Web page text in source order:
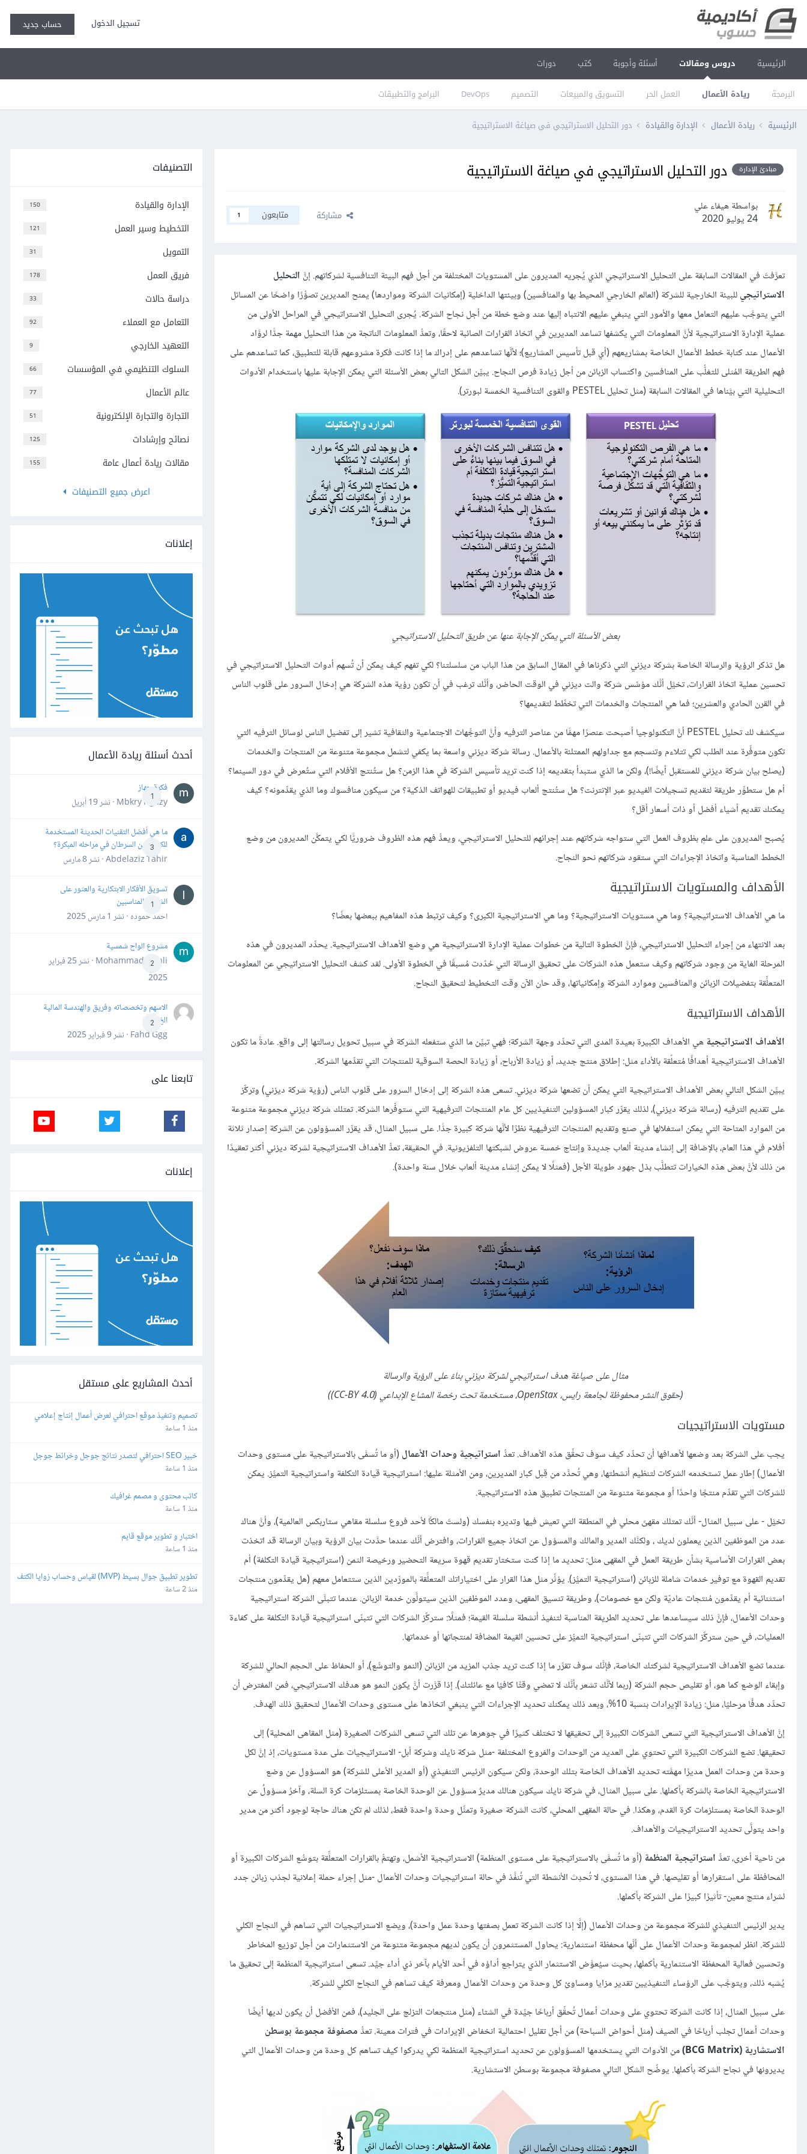
تسجيل الدخول حساب جديد
الرئيسية دروس ومقالات
البرمجة ريادة الأعمال العمل الحر التسويق والمبيعات التصميم DevOps البرامج والتطبيقات
أسئلة وأجوبة كتب دورات
الرئيسية ريادة الأعمال الإدارة والقيادة دور التحليل الاستراتيجي في صياغة الاستراتيجية
مبادئ الإدارة دور التحليل الاستراتيجي في صياغة الاستراتيجية
بواسطة هيفاء علي
24 يوليو 2020
مشاركة متابعون 1
تعرَّفتَ في المقالات السابقة على التحليل الاستراتيجي الذي يُجريه المديرون على المستويات المختلفة من أجل فهم البيئة التنافسية لشركاتهم. إنَّ التحليل
الاستراتيجيللبيئة الخارجية للشركة (العالم الخارجي المحيط بها والمنافسين) وبيئتها الداخلية (إمكانيات الشركة ومواردها) يمنح المديرين تصوُّرًا واضحًا عن المسائل
التي يتوجَّب عليهم التعامل معها والأمور التي ينبغي عليهم الانتباه إليها عند وضع خطة من أجل نجاح الشركة. يُجرى التحليل الاستراتيجي في المراحل الأولى من
عملية الإدارة الاستراتيجية لأنَّ المعلومات التي يكشفها تساعد المديرين في اتخاذ القرارات الصائبة لاحقًا، وتعدُّ المعلومات الناتجة من هذا التحليل مهمة جدًّا لروَّاد
الأعمال عند كتابة خطط الأعمال الخاصة بمشاريعهم (أي قبل تأسيس المشاريع)؛ لأنَّها تساعدهم على إدراك ما إذا كانت فكرة مشروعهم قابلة للتطبيق، كما تساعدهم على
فهم الطريقة المُثلى للتغلُّب على المنافسين واكتساب الزبائن من أجل زيادة فرص النجاح. يبيِّن الشكل التالي بعض الأسئلة التي يمكن الإجابة عليها باستخدام الأدوات
التحليلية التي بيَّناها في المقالات السابقة (مثل تحليل PESTEL والقوى التنافسية الخمسة لبورتر).
بعض الأسئلة التي يمكن الإجابة عنها عن طريق التحليل الاستراتيجي
هل تذكر الرؤية والرسالة الخاصة بشركة ديزني التي ذكرناها في المقال السابق من هذا الباب من سلسلتنا؟ لكي تفهم كيف يمكن أن تُسهم أدوات التحليل الاستراتيجي في
تحسين عملية اتخاذ القرارات، تخيَّل أنَّك مؤسِّس شركة والت ديزني في الوقت الحاضر، وأنَّك ترغب في أن تكون رؤية هذه الشركة هي إدخال السرور على قلوب الناس
في القرن الحادي والعشرين؛ فما هي المنتجات والخدمات التي تخطِّط لتقديمها؟
سيكشف لك تحليل PESTEL أنَّ التكنولوجيا أصبحت عنصرًا مهمًّا من عناصر الترفيه وأنَّ التوجُّهات الاجتماعية والثقافية تشير إلى تفضيل الناس لوسائل الترفيه التي
تكون متوفِّرة عند الطلب لكي تتلاءم وتنسجم مع جداولهم الممتلئة بالأعمال. رسالة شركة ديزني واسعة بما يكفي لتشمل مجموعة متنوعة من المنتجات والخدمات
(يصلح بيان شركة ديزني للمستقبل أيضًا!)، ولكن ما الذي ستبدأ بتقديمه إذا كنت تريد تأسيس الشركة في هذا الزمن؟ هل ستُنتج الأفلام التي ستُعرض في دور السينما؟
أم هل ستطوِّر طريقة لتقديم تسجيلات الفيديو عبر الإنترنت؟ هل ستُنتج ألعاب فيديو أو تطبيقات للهواتف الذكية؟ من سيكون منافسوك وما الذي يقدِّمونه؟ كيف
يمكنك تقديم أشياء أفضل أو ذات أسعار أقل؟
يُصبح المديرون على علمٍ بظروف العمل التي ستواجه شركاتهم عند إجرائهم للتحليل الاستراتيجي، ويعدُّ فهم هذه الظروف ضروريًّا لكي يتمكَّن المديرون من وضع
الخطط المناسبة واتخاذ الإجراءات التي ستقود شركاتهم نحو النجاح.
الأهداف والمستويات الاستراتيجية
ما هي الأهداف الاستراتيجية؟ وما هي مستويات الاستراتيجية؟ وما هي الاستراتيجية الكبرى؟ وكيف ترتبط هذه المفاهيم ببعضها بعضًا؟
بعد الانتهاء من إجراء التحليل الاستراتيجي، فإنَّ الخطوة التالية من خطوات عملية الإدارة الاستراتيجية هي وضع الأهداف الاستراتيجية. يحدِّد المديرون في هذه
المرحلة الغاية من وجود شركاتهم وكيف ستعمل هذه الشركات على تحقيق الرسالة التي حُدّدت مُسبقًا في الخطوة الأولى. لقد كشف التحليل الاستراتيجي عن المعلومات
المتعلِّقة بتفضيلات الزبائن والمنافسين وموارد الشركة وإمكانياتها، وقد حان الآن وقت التخطيط لتحقيق النجاح.
الأهداف الاستراتيجية
الأهداف الاستراتيجية هي الأهداف الكبيرة بعيدة المدى التي تحدِّد وجهة الشركة؛ فهي تبيِّن ما الذي ستفعله الشركة في سبيل تحويل رسالتها إلى واقع. عادةً ما تكون
الأهداف الاستراتيجية أهدافًا مُتعلّقة بالأداء مثل: إطلاق منتج جديد، أو زيادة الأرباح، أو زيادة الحصة السوقية للمنتجات التي تقدِّمها الشركة.
يبيِّن الشكل التالي بعض الأهداف الاستراتيجية التي يمكن أن تضعها شركة ديزني. تسعى هذه الشركة إلى إدخال السرور على قلوب الناس (رؤية شركة ديزني) وتركِّز
على تقديم الترفيه (رسالة شركة ديزني)، لذلك يقرِّر كبار المسؤولين التنفيذيين كل عام المنتجات الترفيهية التي ستوفِّرها الشركة. تمتلك شركة ديزني مجموعة متنوعة
من الموارد المتاحة التي يمكن استغلالها في صنع وتقديم المنتجات الترفيهية نظرًا لأنَّها شركة كبيرة جدًّا. على سبيل المثال، قد يقرِّر المسؤولون عن الشركة إصدار ثلاثة
أفلام في هذا العام، بالإضافة إلى إنشاء مدينة ألعاب جديدة وإنتاج خمسة عروض لشبكتها التلفزيونية. في الحقيقة، تعدُّ الأهداف الاستراتيجية لشركة ديزني أكثر تعقيدًا
من ذلك لأنَّ بعض هذه الخيارات تتطلَّب بذل جهود طويلة الأجل (فمثلًا لا يمكن إنشاء مدينة ألعاب خلال سنة واحدة).
مثال على صياغة هدف استراتيجي لشركة ديزني بناءً على الرؤية والرسالة
(حقوق النشر محفوظة لجامعة رايس، OpenStax، مستخدمة تحت رخصة المشاع الإبداعي (CC-BY 4.0))
مستويات الاستراتيجيات
يجب على الشركة بعد وضعها لأهدافها أن تحدِّد كيف سوف تحقِّق هذه الأهداف. تعدُّاستراتيجية وحدات الأعمال (أو ما تُسمَّى بالاستراتيجية على مستوى وحدات
الأعمال) إطار عمل تستخدمه الشركات لتنظيم أنشطتها، وهي تُحدَّد من قِبل كبار المديرين، ومن الأمثلة عليها: استراتيجية قيادة التكلفة واستراتيجية التميُّز. يمكن
للشركات التي تقدِّم منتجًا واحدًا أو مجموعة متنوعة من المنتجات تطبيق هذه الاستراتيجية.
تخيَّل - على سبيل المثال- أنَّك تمتلك مقهىً محلي في المنطقة التي تعيش فيها وتديره بنفسك (ولستَ مالكًا لأحد فروع سلسلة مقاهي ستاربكس العالمية)، وأنَّ هناك
عدد من الموظفين الذين يعملون لديك ، ولكنَّك المدير والمالك والمسؤول عن اتخاذ جميع القرارات، وافترض أنَّك عندما حدَّدت بيان الرؤية وبيان الرسالة قد اتخذت
بعض القرارات الأساسية بشأن طريقة العمل في المقهى مثل: تحديد ما إذا كنت ستختار تقديم قهوة سريعة التحضير ورخيصة الثمن (استراتيجية قيادة التكلفة) أم
تقديم القهوة مع توفير خدمات شاملة للزبائن (استراتيجية التميُّز). يؤثِّر مثل هذا القرار على اختياراتك المتعلِّقة بالمورِّدين الذين ستتعامل معهم (هل يقدِّمون منتجات
استثنائية أم يقدِّمون مُنتجات عاديّة ولكن مع خصومات)، وطريقة تنسيق المقهى، وعدد الموظفين الذين سيتولَّون خدمة الزبائن. عندما تتبنَّى الشركة استراتيجية
وحدات الأعمال، فإنَّ ذلك سيساعدها على تحديد الطريقة المناسبة لتنفيذ أنشطة سلسلة القيمة؛ فمثلًا: ستركِّز الشركات التي تتبنّى استراتيجية قيادة التكلفة على كفاءة
العمليات، في حين ستركِّز الشركات التي تتبنّى استراتيجية التميُّز على تحسين القيمة المضافة لمنتجاتها أو خدماتها.
عندما تضع الأهداف الاستراتيجية لشركتك الخاصة، فإنَّك سوف تقرِّر ما إذا كنت تريد جذب المزيد من الزبائن (النمو والتوسُّع)، أو الحفاظ على الحجم الحالي للشركة
وإبقاء الوضع كما هو، أو تقليص حجم الشركة (ربما لأنَّك تشعر بأنَّك لا تمضي وقتًا كافيًا مع عائلتك). إذا قرَّرت أنَّ يكون النمو هو هدفك الاستراتيجي، فمن المفترض أن
تحدِّد هدفًا مرحليًا، مثل: زيادة الإيرادات بنسبة 10%، وبعد ذلك يمكنك تحديد الإجراءات التي ينبغي اتخاذها على مستوى وحدات الأعمال لتحقيق ذلك الهدف.
إنَّ الأهداف الاستراتيجية التي تسعى الشركات الكبيرة إلى تحقيقها لا تختلف كثيرًا في جوهرها عن تلك التي تسعى الشركات الصغيرة (مثل المقاهى المحلية) إلى
تحقيقها. تضع الشركات الكبيرة التي تحتوي على العديد من الوحدات والفروع المختلفة -مثل شركة نايك وشركة أبل- الاستراتيجيات على عدة مستويات، إذ إنَّ لكل
وحدة من وحدات العمل مديرًا مهمَّته تحديد الأهداف الخاصة بتلك الوحدة، ولكن سيكون الرئيس التنفيذي (أو المدير الأعلى للشركة) هو المسؤول عن وضع
الاستراتيجية الخاصة بالشركة بأكملها. على سبيل المثال، في شركة نايك سيكون هنالك مديرٌ مسؤول عن الوحدة الخاصة بمستلزمات كرة السلة، وآخرُ مسؤولٌ عن
الوحدة الخاصة بمستلزمات كرة القدم، وهكذا. في حالة المقهى المحلي، كانت الشركة صغيرة وتمثِّل وحدة واحدة فقط، لذلك لم تكن هناك حاجة لوجود أكثر من مدير
واحد يتولَّى تحديد الاستراتيجيات والأهداف.
من ناحية أخرى، تعدُّاستراتيجية المنظمة (أو ما تُسمَّى بالاستراتيجية على مستوى المنظمة) الاستراتيجية الأشمل، وتهتمُّ بالقرارات المتعلِّقة بتوسُّع الشركات الكبيرة أو
المحافظة على استقرارها أو تقليصها. في هذا المستوى، لا تُحدِث الأنشطة التي تُنفَّذ في حالة استراتيجيات وحدات الأعمال -مثل إجراء حملة إعلانية لجذب زبائن جدد
لشراء منتج معين- تأثيرًا كبيرًا على الشركة بأكملها.
يدير الرئيس التنفيذي للشركة مجموعة من وحدات الأعمال (إلَّا إذا كانت الشركة تعمل بصفتها وحدة عمل واحدة)، ويضع الاستراتيجيات التي تساهم في النجاح الكلي
للشركة. انظر لمجموعة وحدات الأعمال على أنَّها محفظة استثمارية: يحاول المستثمرون أن يكون لديهم مجموعة متنوعة من الاستثمارات من أجل توزيع المخاطر
وتحسين فعالية المحفظة الاستثمارية بأكملها، بحيث سيُعوَّض الاستثمار الذي يتراجع أداؤه في أحد الأيام بآخر ذي أداء جيِّد. تسعى استراتيجية المنظمة إلى تحقيق ما
يُشبه ذلك، ويتوجَّب على الرؤساء التنفيذيين تقدير مزايا ومساوئ كل وحدة من وحدات الأعمال ومعرفة كيف تساهم في النجاح الكلي للشركة.
على سبيل المثال، إذا كانت الشركة تحتوي على وحدات أعمال تُحقِّق أرباحًا جيِّدة في الشتاء (مثل منتجعات التزلج على الجليد)، فمن الأفضل أن يكون لديها أيضًا
وحدات أعمال تجلب أرباحًا في الصيف (مثل أحواض السباحة) من أجل تقليل احتمالية انخفاض الإيرادات في فترات معينة. تعدُّمصفوفة مجموعة بوسطن
الاستشارية (BCG Matrix)
من الأدوات التي يستخدمها المسؤولون عن تحديد استراتيجية المنظمة لكي يدركوا كيف تساهم كل وحدة من وحدات الأعمال التي
يديرونها في نجاح الشركة بأكملها. يوضِّح الشكل التالي مصفوفة مجموعة بوسطن الاستشارية.
التصنيفات
150 الإدارة والقيادة
121 التخطيط وسير العمل
31 التمويل
178 فريق العمل
33 دراسة حالات
92 التعامل مع العملاء
9 التعهيد الخارجي
66 السلوك التنظيمي في المؤسسات
77 عالم الأعمال
51 التجارة والتجارة الإلكترونية
125 نصائح وإرشادات
155
مقالات ريادة أعمال عامة
اعرض جميع التصنيفات
إعلانات
أحدث أسئلة ريادة الأعمال
1
فكرة جهاز
Mbkry Hgazy · نشر
19 أبريل
3
ما هي أفضل التقنيات الحديثة المستخدمة
للكشف عن السرطان في مراحله المبكرة؟
Abdelaziz Tahir · نشر
8 مارس
1
تسويق الأفكار الابتكارية والعثور على
الشركاء المناسبين
احمد حموده · نشر 1 مارس 2025
2
مشروع الواح شمسية
Mohammad Awali · نشر
25 فبراير
2025
2
الاسهم وتخصصاته وفريق والهندسة المالية
الخ
Fahd Ggg · نشر
9 فبراير 2025
تابعنا على
إعلانات
أحدث المشاريع على مستقل
تصميم وتنفيذ موقع احترافي لعرض أعمال إنتاج إعلامي
منذ 1 ساعة
خبير SEO احترافي لتصدر نتائج جوجل وخرائط جوجل
منذ 1 ساعة
كاتب محتوى و مصمم غرافيك
منذ 1 ساعة
اختبار و تطوير موقع قايم
منذ 1 ساعة
تطوير تطبيق جوال بسيط (MVP) لقياس وحساب زوايا الكتف
منذ 2 ساعة